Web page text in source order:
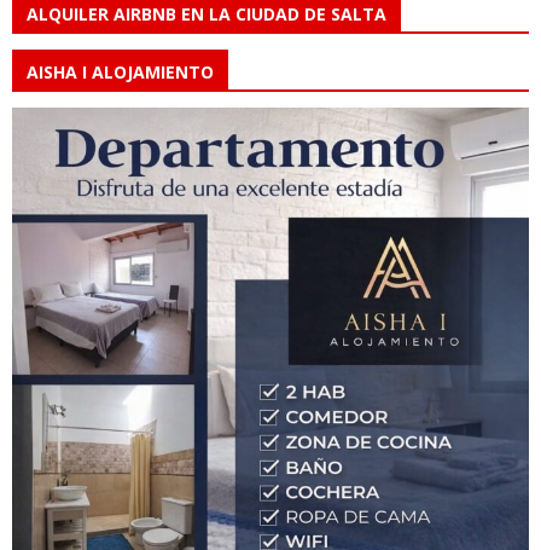
ALQUILER AIRBNB EN LA CIUDAD DE SALTA
AISHA I ALOJAMIENTO